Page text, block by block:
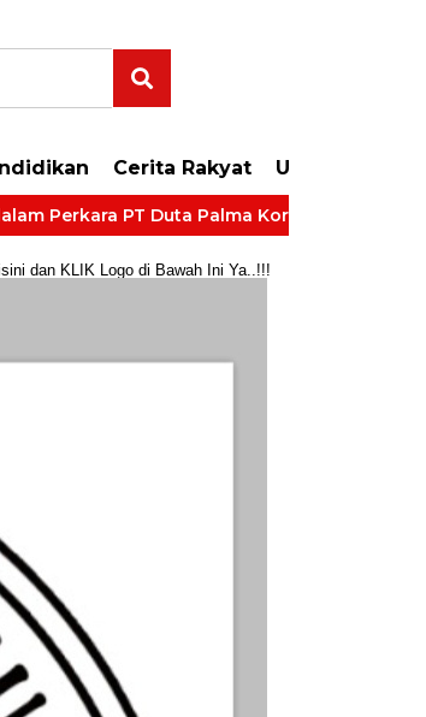
Cerita Rakyat
PT Duta Palma Korporasi
dan KLIK Logo di Bawah Ini Ya..!!!